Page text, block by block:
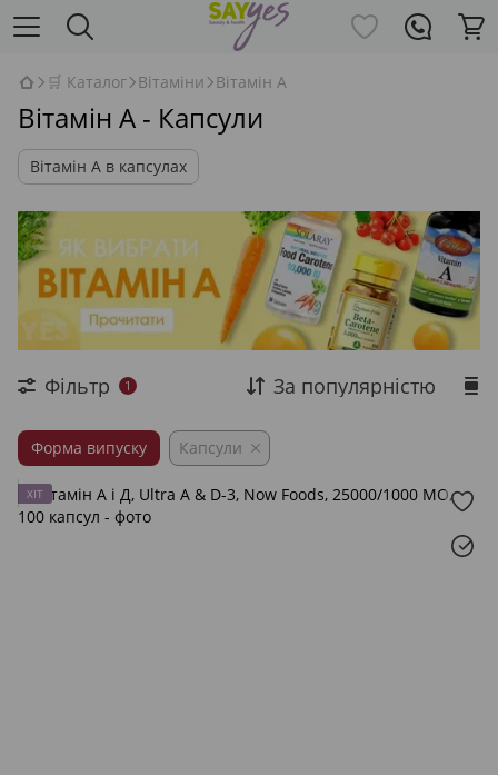
🛒 Каталог Вітаміни Вітамін А
Вітамін A - Капсули
Вітамін A в капсулах
Фільтр 1 За популярністю
Форма випуску Капсули
ХІТ